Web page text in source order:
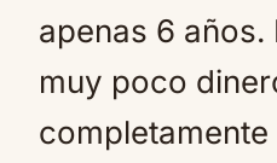
apenas 6 años.
muy poco